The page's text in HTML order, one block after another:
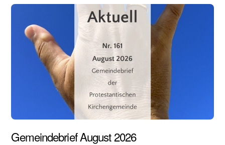
Gemeindebrief August 2026